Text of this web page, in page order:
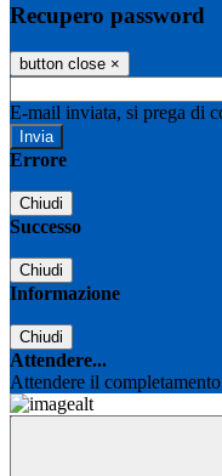
Recupero password
button close ×
E-mail inviata, si prega di
Errore
Chiudi
Successo
Chiudi
Informazione
Chiudi
Attendere...
Attendere il